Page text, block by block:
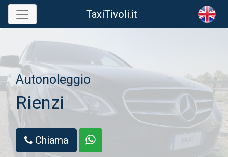
Skip
content
TaxiTivoli.it
Autonoleggio
Rienzi
Chiama